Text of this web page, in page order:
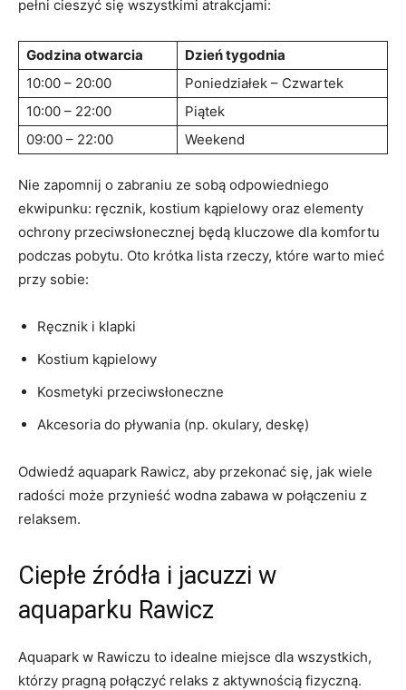
pełni cieszyć się wszystkimi atrakcjami:
Godzina otwarcia
Dzień tygodnia
10:00 – 20:00
Poniedziałek – Czwartek
10:00 – 22:00
Piątek
09:00 – 22:00
Weekend
Nie zapomnij o zabraniu ze sobą odpowiedniego
ekwipunku: ręcznik, kostium kąpielowy oraz elementy
ochrony przeciwsłonecznej będą kluczowe dla komfortu
podczas pobytu. Oto krótka lista rzeczy, które warto mieć
przy sobie:
Ręcznik i klapki
Kostium kąpielowy
Kosmetyki przeciwsłoneczne
Akcesoria do pływania (np. okulary, deskę)
Odwiedź aquapark Rawicz, aby przekonać się, jak wiele
radości może przynieść wodna zabawa w połączeniu z
relaksem.
Ciepłe źródła i jacuzzi w
aquaparku Rawicz
Aquapark w Rawiczu to idealne miejsce dla wszystkich,
którzy pragną połączyć relaks z aktywnością fizyczną.